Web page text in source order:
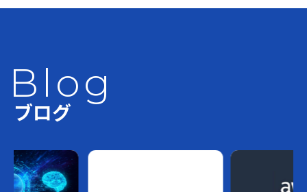
Blog
ブログ